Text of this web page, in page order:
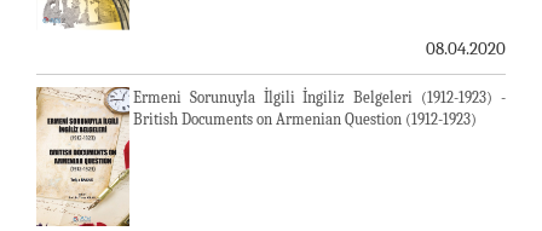
08.04.2020
Ermeni Sorunuyla İlgili İngiliz Belgeleri (1912-1923) -
British Documents on Armenian Question (1912-1923)